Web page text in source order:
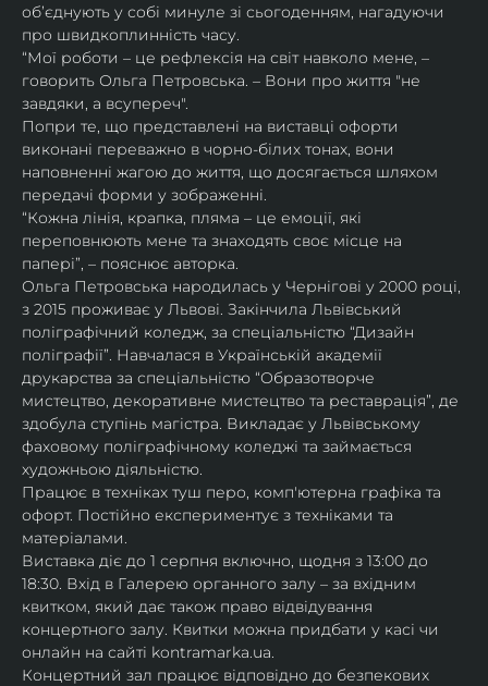
об’єднують у собі минуле зі сьогоденням, нагадуючи
про швидкоплинність часу.
“Мої роботи – це рефлексія на світ навколо мене, –
говорить Ольга Петровська. – Вони про життя "не
завдяки, а всупереч".
Попри те, що представлені на виставці офорти
виконані переважно в чорно-білих тонах, вони
наповненні жагою до життя, що досягається шляхом
передачі форми у зображенні.
“Кожна лінія, крапка, пляма – це емоції, які
переповнюють мене та знаходять своє місце на
папері”, – пояснює авторка.
Ольга Петровська народилась у Чернігові у 2000 році,
з 2015 проживає у Львові. Закінчила Львівський
поліграфічний коледж, за спеціальністю “Дизайн
поліграфії”. Навчалася в Українській академії
друкарства за спеціальністю “Образотворче
мистецтво, декоративне мистецтво та реставрація”, де
здобула ступінь магістра. Викладає у Львівському
фаховому поліграфічному коледжі та займається
художньою діяльністю.
Працює в техніках туш перо, комп'ютерна графіка та
офорт. Постійно експериментує з техніками та
матеріалами.
Виставка діє до 1 серпня включно, щодня з 13:00 до
18:30. Вхід в Галерею органного залу – за вхідним
квитком, який дає також право відвідування
концертного залу. Квитки можна придбати у касі чи
онлайн на сайті kontramarka.ua.
Концертний зал працює відповідно до безпекових